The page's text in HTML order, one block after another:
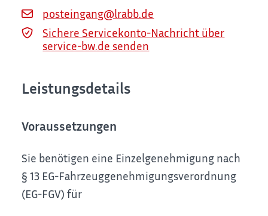
posteingang@lrabb.de
Sichere Servicekonto-Nachricht über
service-bw.de senden
Leistungsdetails
Voraussetzungen
Sie benötigen eine Einzelgenehmigung nach
§ 13 EG-Fahrzeuggenehmigungsverordnung
(EG-FGV) für